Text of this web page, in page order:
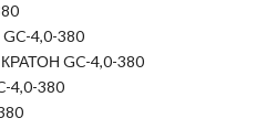
4,0-380
GC-4,0-380
4,0-380